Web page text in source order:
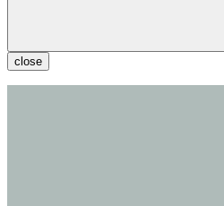
close